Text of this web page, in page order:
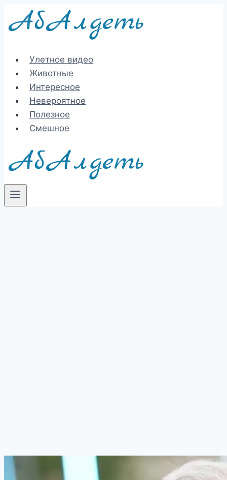
Перейти
Улетное видео
Животные
Интересное
Невероятное
Полезное
Смешное